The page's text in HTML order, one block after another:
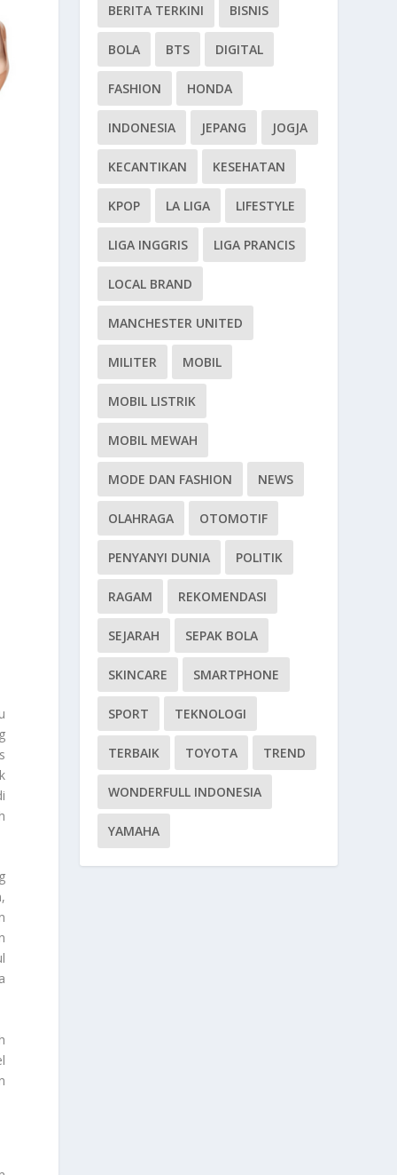
BERITA TERKINI BISNIS
BOLA BTS DIGITAL
FASHION HONDA
INDONESIA JEPANG JOGJA
KECANTIKAN KESEHATAN
KPOP LA LIGA LIFESTYLE
LIGA INGGRIS LIGA PRANCIS
LOCAL BRAND
MANCHESTER UNITED
MILITER MOBIL
MOBIL LISTRIK
MOBIL MEWAH
MODE DAN FASHION NEWS
OLAHRAGA OTOMOTIF
PENYANYI DUNIA POLITIK
RAGAM REKOMENDASI
SEJARAH SEPAK BOLA
SKINCARE SMARTPHONE
SPORT TEKNOLOGI
TERBAIK TOYOTA TREND
WONDERFULL INDONESIA
YAMAHA